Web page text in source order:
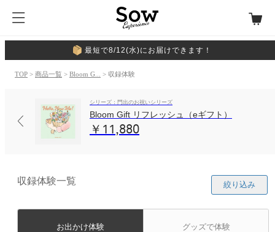
最短で8/12(水)にお届けできます！
TOP > 商品一覧 > Bloom G... > 収録体験
シリーズ：門出のお祝いシリーズ
Bloom Gift リフレッシュ（eギフト）
￥11,880
収録体験一覧 絞り込み
お出かけ体験 グッズで体験